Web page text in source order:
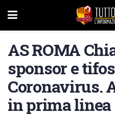
AS ROMA
sponsor e
Coronavirus.
in prima linea